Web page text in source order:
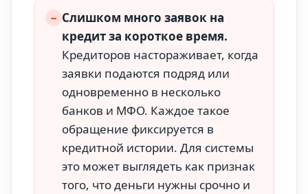
− Слишком много заявок на
кредит за короткое время.
Кредиторов настораживает, когда
заявки подаются подряд или
одновременно в несколько
банков и МФО. Каждое такое
обращение фиксируется в
кредитной истории. Для системы
это может выглядеть как признак
того, что деньги нужны срочно и